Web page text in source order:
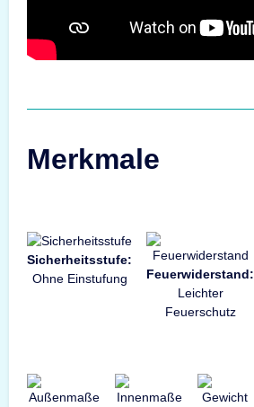
Merkmale
Sicherheitsstufe:
Ohne Einstufung
Feuerwiderstand:
Leichter
Feuerschutz